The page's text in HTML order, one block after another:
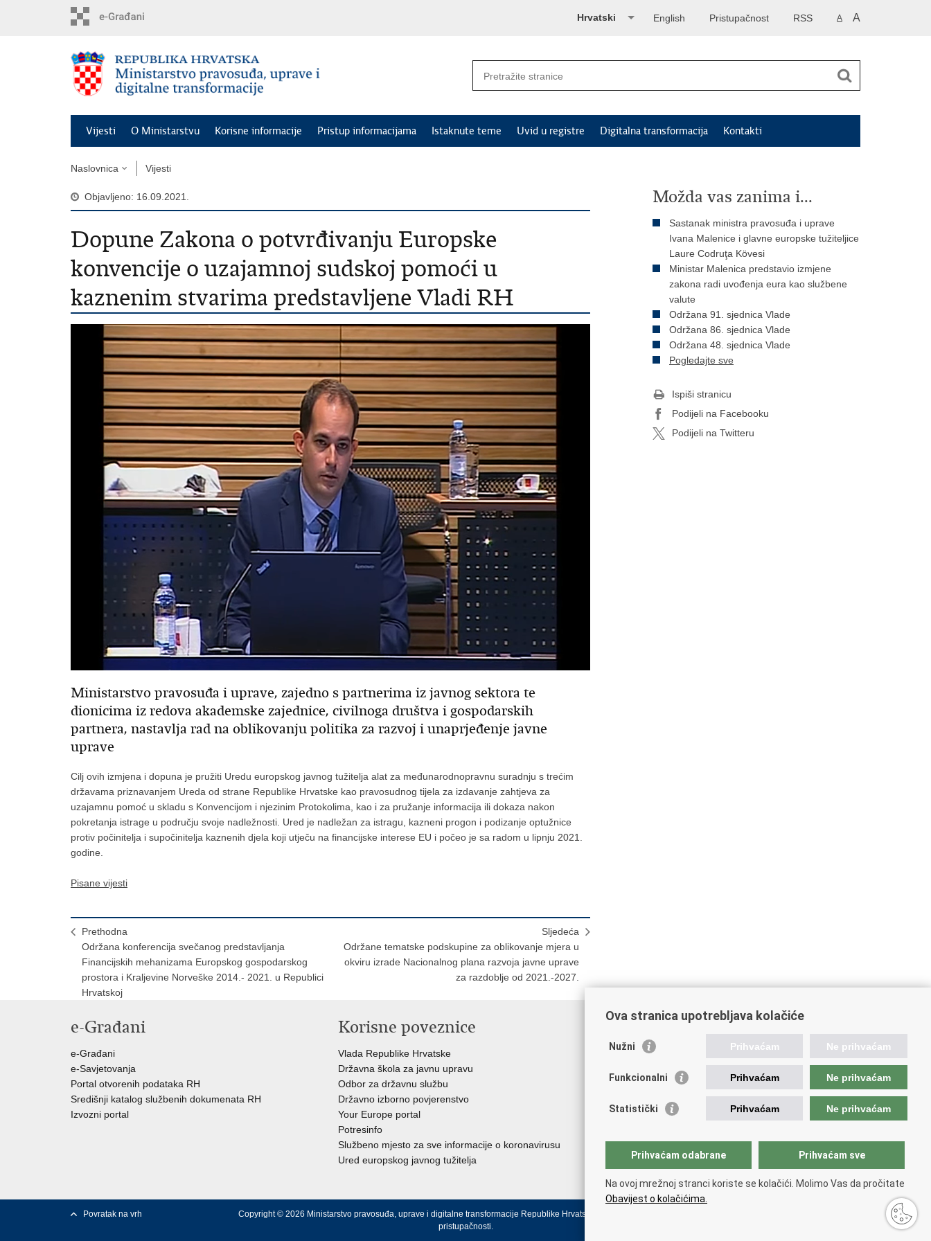
A A
RSS
Pristupačnost
English
Hrvatski
Vijesti O Ministarstvu Korisne informacije Pristup informacijama Istaknute teme Uvid u registre Digitalna transformacija Kontakti
Naslovnica Vijesti
Objavljeno: 16.09.2021.
Dopune Zakona o potvrđivanju Europske
konvencije o uzajamnoj sudskoj pomoći u
kaznenim stvarima predstavljene Vladi RH
Ministarstvo pravosuđa i uprave, zajedno s partnerima iz javnog sektora te
dionicima iz redova akademske zajednice, civilnoga društva i gospodarskih
partnera, nastavlja rad na oblikovanju politika za razvoj i unaprjeđenje javne
uprave
Cilj ovih izmjena i dopuna je pružiti Uredu europskog javnog tužitelja alat za međunarodnopravnu suradnju s trećim
državama priznavanjem Ureda od strane Republike Hrvatske kao pravosudnog tijela za izdavanje zahtjeva za
uzajamnu pomoć u skladu s Konvencijom i njezinim Protokolima, kao i za pružanje informacija ili dokaza nakon
pokretanja istrage u području svoje nadležnosti. Ured je nadležan za istragu, kazneni progon i podizanje optužnice
protiv počinitelja i supočinitelja kaznenih djela koji utječu na financijske interese EU i počeo je sa radom u lipnju 2021.
godine.
Pisane vijesti
Prethodna
Održana konferencija svečanog predstavljanja
Financijskih mehanizama Europskog gospodarskog
prostora i Kraljevine Norveške 2014.- 2021. u Republici
Hrvatskoj
Sljedeća
Održane tematske podskupine za oblikovanje mjera u
okviru izrade Nacionalnog plana razvoja javne uprave
za razdoblje od 2021.-2027.
Možda vas zanima i...
Sastanak ministra pravosuđa i uprave
Ivana Malenice i glavne europske tužiteljice
Laure Codruţa Kövesi
Ministar Malenica predstavio izmjene
zakona radi uvođenja eura kao službene
valute
Održana 91. sjednica Vlade
Održana 86. sjednica Vlade
Održana 48. sjednica Vlade
Pogledajte sve
Ispiši stranicu
Podijeli na Facebooku
Podijeli na Twitteru
e-Građani
e-Građani
e-Savjetovanja
Portal otvorenih podataka RH
Središnji katalog službenih dokumenata RH
Izvozni portal
Korisne poveznice
Vlada Republike Hrvatske
Državna škola za javnu upravu
Odbor za državnu službu
Državno izborno povjerenstvo
Your Europe portal
Potresinfo
Službeno mjesto za sve informacije o koronavirusu
Ured europskog javnog tužitelja
Poveznice pravosudnog sustava
Portal sudova
Državno odvjetništvo
Ured za suzbijanje korupcije i organiziranog kriminaliteta
Državnoodvjetničko vijeće
Hrvatska odvjetnička komora
Hrvatska javnobilježnička komora
Povratak na vrh Copyright © 2026 Ministarstvo pravosuđa, uprave i digitalne transformacije Republike Hrvatske.
pristupačnosti.
Ova stranica upotrebljava kolačiće
Nužni Prihvaćam Ne prihvaćam
Funkcionalni Prihvaćam Ne prihvaćam
Statistički Prihvaćam Ne prihvaćam
Prihvaćam odabrane Prihvaćam sve
Na ovoj mrežnoj stranci koriste se kolačići. Molimo Vas da pročitate
Obavijest o kolačićima.